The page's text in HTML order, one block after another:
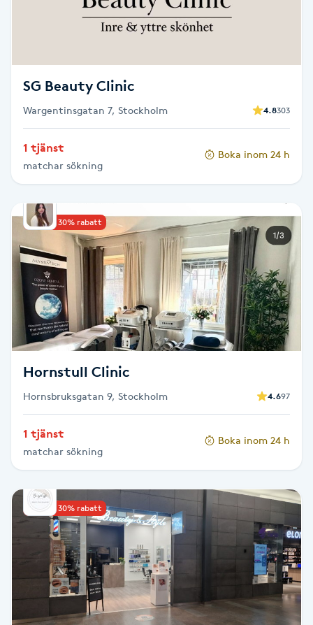
Manikyr & Pedikyr
Massage
Medial vägledning
Medicinsk massage
Meditation
Medium
Megavolymfransar
Melasma
MicroPen
Mixfransar
Nagelförlängning
Nagelförlängning akryl
SG Beauty Clinic
Wargentinsgatan 7, Stockholm 4.8303
1 tjänst
matchar sökning
Boka inom 24 h
Upp till 30% rabatt
Hornstull Clinic
Hornsbruksgatan 9, Stockholm 4.697
1 tjänst
matchar sökning
Boka inom 24 h
Upp till 30% rabatt